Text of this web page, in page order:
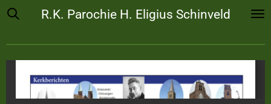
Ga
naar
R.K. Parochie H. Eligius Schinveld